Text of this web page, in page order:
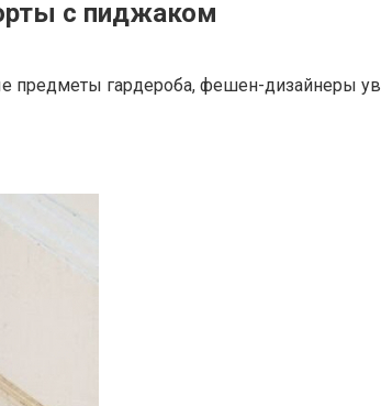
с пиджаком
гардероба, фешен-дизайнеры